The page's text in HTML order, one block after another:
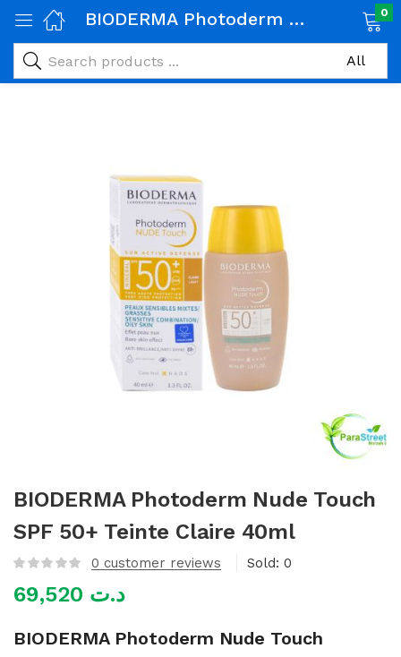
alimentaires)
BIODERMA Photoderm Nude Touch SPF 50+ Teinte Claire 40ml 0
BIODERMA Photoderm Nude Touch
SPF 50+ Teinte Claire 40ml
0 customer reviews Sold: 0
د.ت
BIODERMA Photoderm Nude Touch